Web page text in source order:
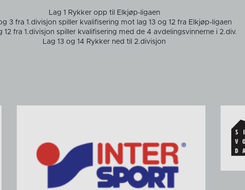
Lag 1 Rykker opp til Elkjøp-ligaen
3 fra 1.divisjon spiller kvalifisering mot lag 13 og 12 fra Elkjøp-ligaen
12 fra 1.divisjon spiller kvalifisering med de 4 avdelingsvinnerne i 2.div.
Lag 13 og 14 Rykker ned til 2.divisjon